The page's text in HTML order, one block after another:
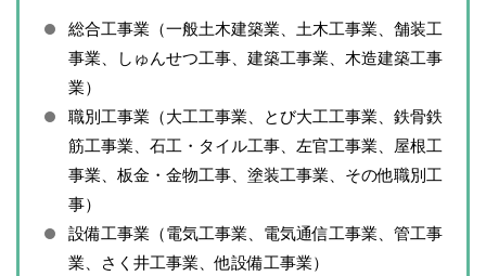
総合工事業（一般土木建築業、土木工事業、舗装工
事業、しゅんせつ工事、建築工事業、木造建築工事
業）
職別工事業（大工工事業、とび大工工事業、鉄骨鉄
筋工事業、石工・タイル工事、左官工事業、屋根工
事業、板金・金物工事、塗装工事業、その他職別工
事）
設備工事業（電気工事業、電気通信工事業、管工事
業、さく井工事業、他設備工事業）